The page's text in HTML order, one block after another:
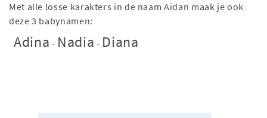
Met alle losse karakters in de naam Aidan maak je ook
deze 3 babynamen:
Adina - Nadia - Diana